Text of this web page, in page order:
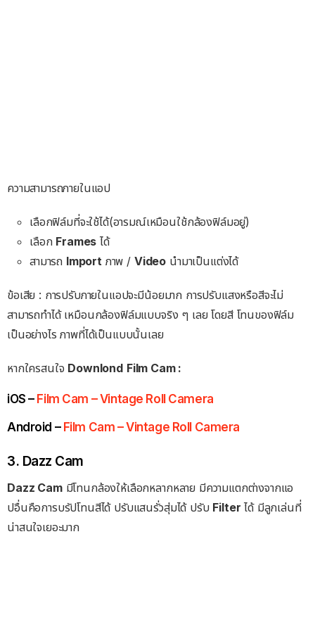
ความสามารถภายในแอป
เลือกฟิล์มที่จะใช้ได้(อารมณ์เหมือนใช้กล้องฟิล์มอยู่)
เลือก Frames ได้
สามารถ Import ภาพ / Video นำมาเป็นแต่งได้
ข้อเสีย : การปรับภายในแอปจะมีน้อยมาก การปรับแสงหรือสีจะไม่
สามารถทำได้ เหมือนกล้องฟิล์มแบบจริง ๆ เลย โดยสี โทนของฟิล์ม
เป็นอย่างไร ภาพที่ได้เป็นแบบนั้นเลย
หากใครสนใจ Downlond Film Cam :
iOS – Film Cam – Vintage Roll Camera
Android – Film Cam – Vintage Roll Camera
3. Dazz Cam
Dazz Camมีโทนกล้องให้เลือกหลากหลาย มีความแตกต่างจากแอ
ปอื่นคือการบรัปโทนสีได้ ปรับแสนรั่วสุ่มได้ ปรับ Filter ได้ มีลูกเล่นที่
น่าสนใจเยอะมาก